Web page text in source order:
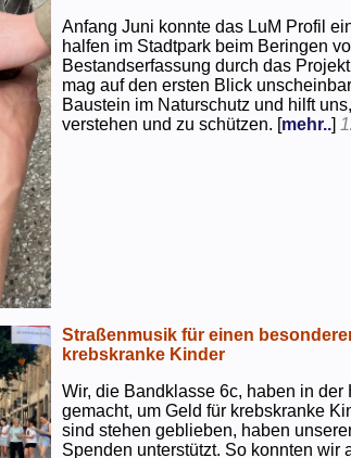
Anfang Juni konnte das LuM Profil
halfen im Stadtpark beim Beringen
Bestandserfassung durch das
mag auf den ersten Blick
Baustein im Naturschutz und hilft
verstehen und zu schützen. [mehr..]
Straßenmusik für einen
krebskranke Kinder
Wir, die Bandklasse 6c, haben in
gemacht, um Geld für krebskranke
sind stehen geblieben, haben
Spenden unterstützt. So konnten wir